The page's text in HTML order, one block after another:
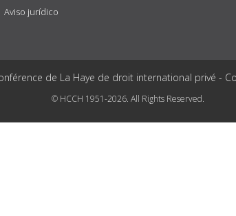
Aviso jurídico
de La Haye de droit international privé -
© HCCH 1951-2026. All Rights Reserved.